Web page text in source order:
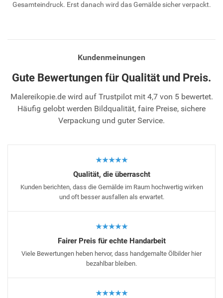
Gesamteindruck. Erst danach wird das Gemälde sicher verpackt.
Kundenmeinungen
Gute Bewertungen für Qualität und Preis.
Malereikopie.de wird auf Trustpilot mit 4,7 von 5 bewertet.
Häufig gelobt werden Bildqualität, faire Preise, sichere
Verpackung und guter Service.
★★★★★
Qualität, die überrascht
Kunden berichten, dass die Gemälde im Raum hochwertig wirken
und oft besser ausfallen als erwartet.
★★★★★
Fairer Preis für echte Handarbeit
Viele Bewertungen heben hervor, dass handgemalte Ölbilder hier
bezahlbar bleiben.
★★★★★